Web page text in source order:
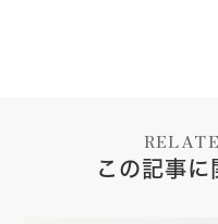
この記事